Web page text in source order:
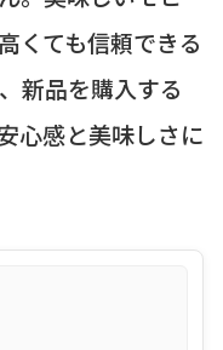
くても信頼できる
新品を購入する
心感と美味しさに